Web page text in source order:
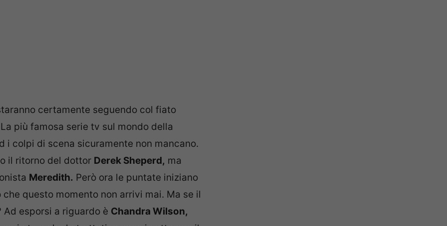
certamente seguendo col fiato
più famosa serie tv sul mondo della
i colpi di scena sicuramente non mancano.
il ritorno del dottor Derek Sheperd, ma
Meredith. Però ora le puntate iniziano
questo momento non arrivi mai. Ma se il
esporsi a riguardo è Chandra Wilson,